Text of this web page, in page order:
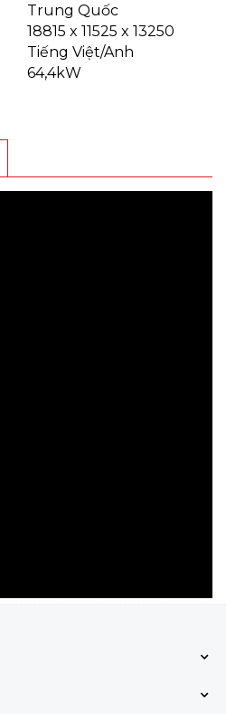
Trung Quốc
18815 x 11525 x 13250
Tiếng Việt/Anh
64,4kW